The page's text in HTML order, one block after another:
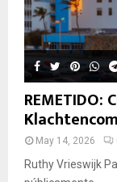
May 14, 2026
Ruthy Vrieswijk